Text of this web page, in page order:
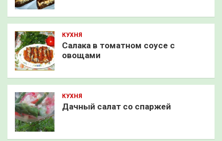
КУХНЯ
Салака в томатном соусе с
овощами
КУХНЯ
Дачный салат со спаржей